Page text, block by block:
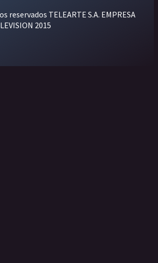
reservados TELEARTE S.A. EMPRESA
2015